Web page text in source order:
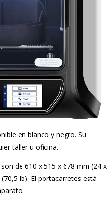
en blanco y negro. Su
taller u oficina.
de 610 x 515 x 678 mm (24 x
lb). El portacarretes está